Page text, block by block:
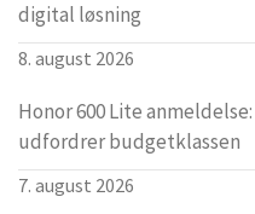
digital løsning
8. august 2026
Honor 600 Lite
udfordrer budgetklassen
7. august 2026